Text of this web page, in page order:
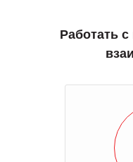
Работать